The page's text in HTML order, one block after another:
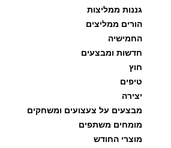
גננות ממליצות
הורים ממליצים
החמישיה
חדשות ומבצעים
חוץ
טיפים
יצירה
מבצעים על צעצועים ומשחקים
מומחים משתפים
מוצרי החודש